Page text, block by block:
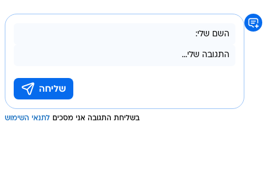
בשליחת התגובה אני מסכים לתנאי השימוש